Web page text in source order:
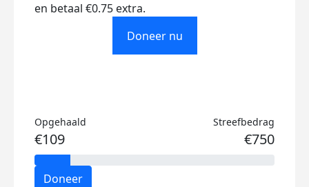
en betaal €0.75 extra.
Doneer nu
Opgehaald
€109
Streefbedrag
€750
Doneer